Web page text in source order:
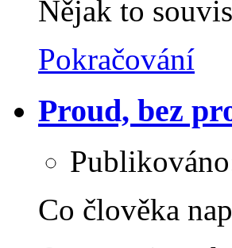
Nějak to
Pokračování
Proud, bez
Co člověka